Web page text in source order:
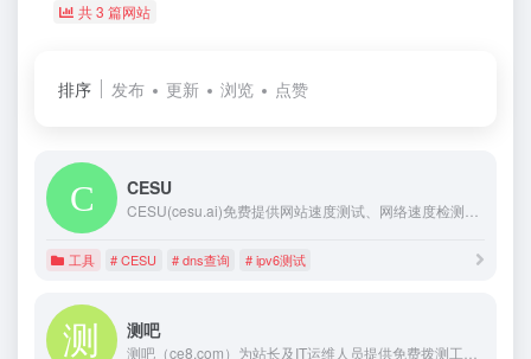
共 3 篇网站
排序 发布 更新 浏览 点赞
CESU
工具 # CESU # dns查询 # ipv6测试
测吧